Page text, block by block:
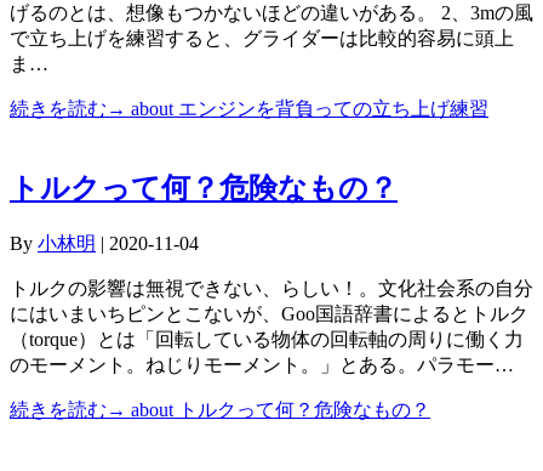
げるのとは、想像もつかないほどの違いがある。 2、3mの風
で立ち上げを練習すると、グライダーは比較的容易に頭上
ま…
続きを読む→ about エンジンを背負っての立ち上げ練習
トルクって何？危険なもの？
By 小林明 | 2020-11-04
トルクの影響は無視できない、らしい！。文化社会系の自分
にはいまいちピンとこないが、Goo国語辞書によるとトルク
（torque）とは「回転している物体の回転軸の周りに働く力
のモーメント。ねじりモーメント。」とある。パラモー…
続きを読む→ about トルクって何？危険なもの？